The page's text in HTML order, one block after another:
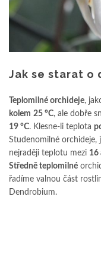
Jak se starat o
Teplomilné orchideje,
kolem 25 °C, ale dobře
19 °C. Klesne-li teplota
Studenomilné orchideje,
nejraději teplotu mezi 16
Středně teplomilné
řadíme valnou část
Dendrobium.